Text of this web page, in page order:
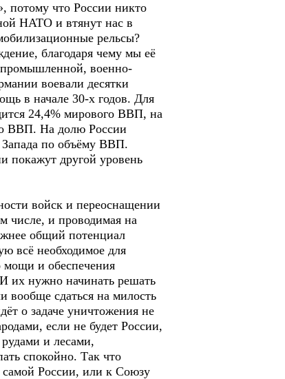
потому что России никто
НАТО и втянут нас в
рельсы?
благодаря чему мы её
промышленной, военно-
воевали десятки
в начале 30-х годов. Для
24,4% мирового ВВП, на
ВВП. На долю России
Запада по объёму ВВП.
покажут другой уровень
войск и переоснащении
числе, и проводимая на
общий потенциал
всё необходимое для
мощи и обеспечения
их нужно начинать решать
вообще сдаться на милость
о задаче уничтожения не
если не будет России,
и лесами,
спокойно. Так что
самой России, или к Союзу